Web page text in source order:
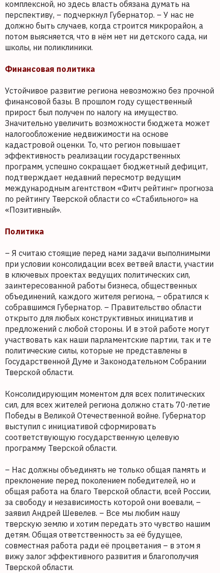
комплексной, но здесь власть обязана думать на
перспективу, – подчеркнул Губернатор. – У нас не
должно быть случаев, когда строится микрорайон, а
потом выясняется, что в нём нет ни детского сада, ни
школы, ни поликлиники.
Финансовая политика
Устойчивое развитие региона невозможно без прочной
финансовой базы. В прошлом году существенный
прирост был получен по налогу на имущество.
Значительно увеличить возможности бюджета может
налогообложение недвижимости на основе
кадастровой оценки. То, что регион повышает
эффективность реализации государственных
программ, успешно сокращает бюджетный дефицит,
подтверждает недавний пересмотр ведущим
международным агентством «Фитч рейтинг» прогноза
по рейтингу Тверской области со «Стабильного» на
«Позитивный».
Политика
– Я считаю стоящие перед нами задачи выполнимыми
при условии консолидации всех ветвей власти, участии
в ключевых проектах ведущих политических сил,
заинтересованной работы бизнеса, общественных
объединений, каждого жителя региона, – обратился к
собравшимся Губернатор. – Правительство области
открыто для любых конструктивных инициатив и
предложений с любой стороны. И в этой работе могут
участвовать как наши парламентские партии, так и те
политические силы, которые не представлены в
Государственной Думе и Законодательном Собрании
Тверской области.
Консолидирующим моментом для всех политических
сил, для всех жителей региона должно стать 70-летие
Победы в Великой Отечественной войне. Губернатор
выступил с инициативой сформировать
соответствующую государственную целевую
программу Тверской области.
– Нас должны объединять не только общая память и
преклонение перед поколением победителей, но и
общая работа на благо Тверской области, всей России,
за свободу и независимость которой они воевали, –
заявил Андрей Шевелев. – Все мы любим нашу
тверскую землю и хотим передать это чувство нашим
детям. Общая ответственность за её будущее,
совместная работа ради её процветания – в этом я
вижу залог эффективного развития и благополучия
Тверской области.